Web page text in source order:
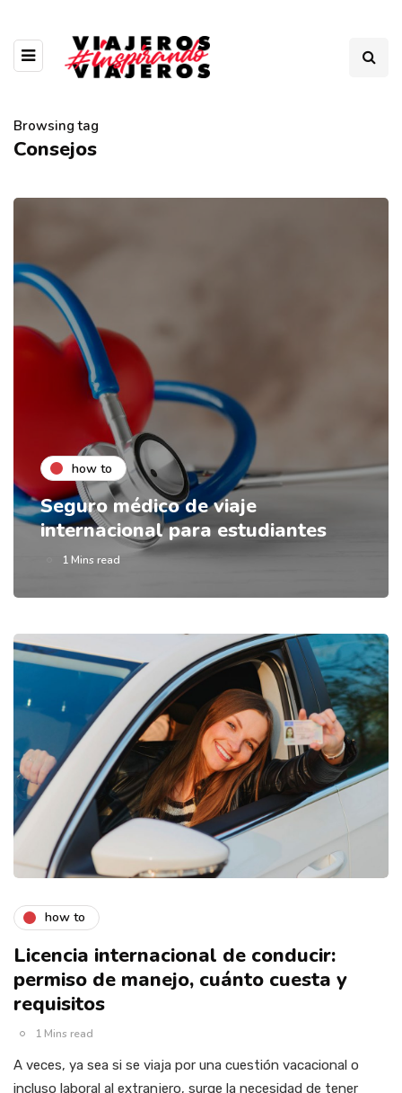
Browsing tag
Consejos
how to
Seguro médico de viaje
internacional para estudiantes
1 Mins read
how to
Licencia internacional de conducir:
permiso de manejo, cuánto cuesta y
requisitos
1 Mins read
A veces, ya sea si se viaja por una cuestión vacacional o
incluso laboral al extranjero, surge la necesidad de tener